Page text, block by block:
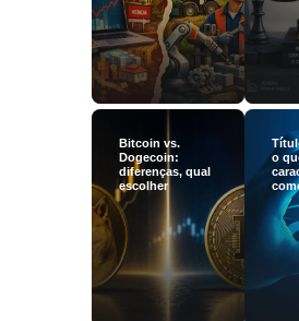
Bitcoin vs.
Dogecoin:
diferenças, qual
escolher
o